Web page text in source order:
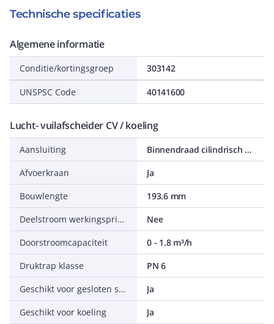
Technische specificaties
Algemene informatie
Conditie/kortingsgroep 303142
UNSPSC Code 40141600
Lucht- vuilafscheider CV / koeling
Aansluiting
Binnendraad cilindrisch BSPP-G (ISO 228-1)
Afvoerkraan
Ja
Bouwlengte
193.6 mm
Deelstroom werkingsprincipe
Nee
Doorstroomcapaciteit
0 - 1.8 m³/h
Druktrap klasse
PN 6
Geschikt voor gesloten systeem
Ja
Geschikt voor koeling
Ja